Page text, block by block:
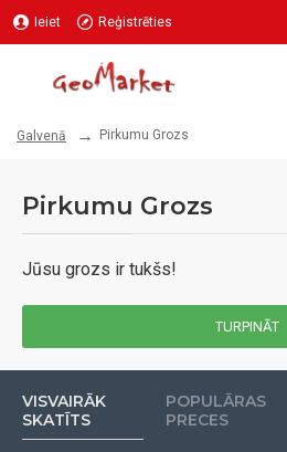
Ieiet Reģistrēties
Galvenā Pirkumu Grozs
Pirkumu Grozs
Jūsu grozs ir tukšs!
TURPINĀT
VISVAIRĀK
SKATĪTS
POPULĀRAS
PRECES